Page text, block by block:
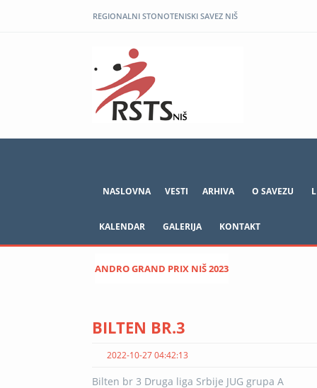
REGIONALNI STONOTENISKI SAVEZ NIŠ
NASLOVNA VESTI ARHIVA O SAVEZU
KALENDAR GALERIJA KONTAKT
ANDRO GRAND PRIX NIŠ 2023
BILTEN BR.3
2022-10-27 04:42:13
Bilten br 3 Druga liga Srbije JUG grupa A